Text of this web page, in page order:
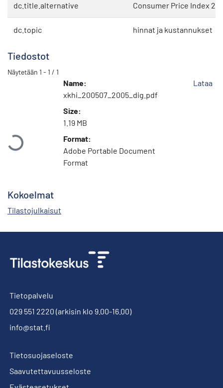
dc.title.alternative Consumer Price Index
dc.topic hinnat ja kustannukset
Tiedostot
Näytetään 1 - 1 / 1
Ladataan...
Name:
xkhi_200507_2005_dig.pdf
Size:
1.19 MB
Format:
Adobe Portable Document
Format
Lataa
Kokoelmat
Tilastojulkaisut
Tietopalvelu
029 551 2220 (arkisin klo 9.00-16.00)
info@stat.fi
Tietosuojaseloste
Saavutettavuusseloste